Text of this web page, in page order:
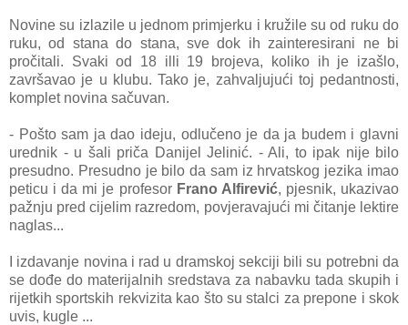
Novine su izlazile u jednom primjerku i kružile su od ruku do
ruku, od stana do stana, sve dok ih zainteresirani ne bi
pročitali. Svaki od 18 illi 19 brojeva, koliko ih je izašlo,
završavao je u klubu. Tako je, zahvaljujući toj pedantnosti,
komplet novina sačuvan.
- Pošto sam ja dao ideju, odlučeno je da ja budem i glavni
urednik - u šali priča Danijel Jelinić. - Ali, to ipak nije bilo
presudno. Presudno je bilo da sam iz hrvatskog jezika imao
peticu i da mi je profesor Frano Alfirević, pjesnik, ukazivao
pažnju pred cijelim razredom, povjeravajući mi čitanje lektire
naglas...
I izdavanje novina i rad u dramskoj sekciji bili su potrebni da
se dođe do materijalnih sredstava za nabavku tada skupih i
rijetkih sportskih rekvizita kao što su stalci za prepone i skok
uvis, kugle ...